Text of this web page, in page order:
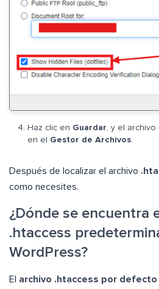
Haz clic en Guardar, y el
en el Gestor de Archivos.
Después de localizar el archivo
como necesites.
¿Dónde se encuentra
.htaccess
WordPress?
El archivo .htaccess por defecto